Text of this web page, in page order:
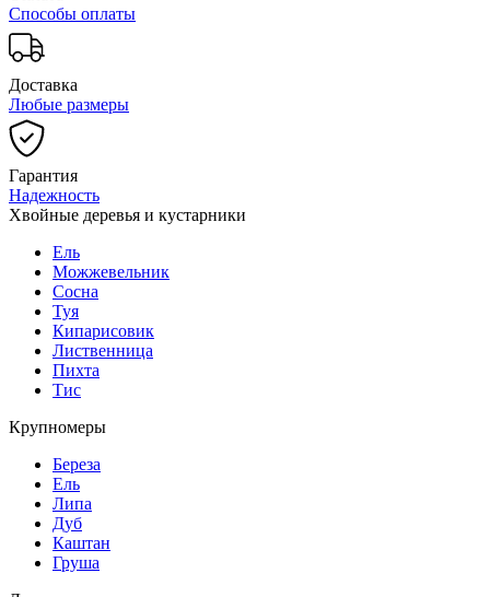
Способы оплаты
Доставка
Любые размеры
Гарантия
Надежность
Хвойные деревья и кустарники
Ель
Можжевельник
Сосна
Туя
Кипарисовик
Лиственница
Пихта
Тис
Крупномеры
Береза
Ель
Липа
Дуб
Каштан
Груша